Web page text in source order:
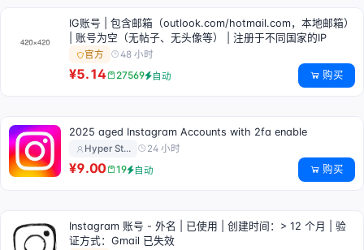
IG账号 | 包含邮箱（outlook.com/hotmail.com，本地邮箱）
| 账号为空（无帖子、无头像等） | 注册于不同国家的IP
官方 48 小时
¥5.14 27569 自动 购买
2025 aged Instagram Accounts with 2fa enable
Hyper St… 24 小时
¥9.00 19 自动 购买
Instagram 账号 - 外名 | 已使用 | 创建时间：> 12 个月 | 验
证方式：Gmail 已失效